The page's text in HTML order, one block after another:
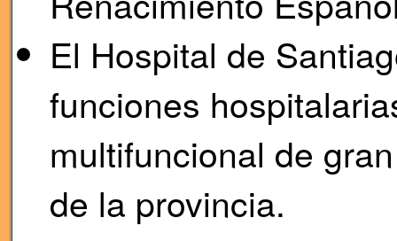
El Hospital de
funciones
multifuncional de
de la provincia.